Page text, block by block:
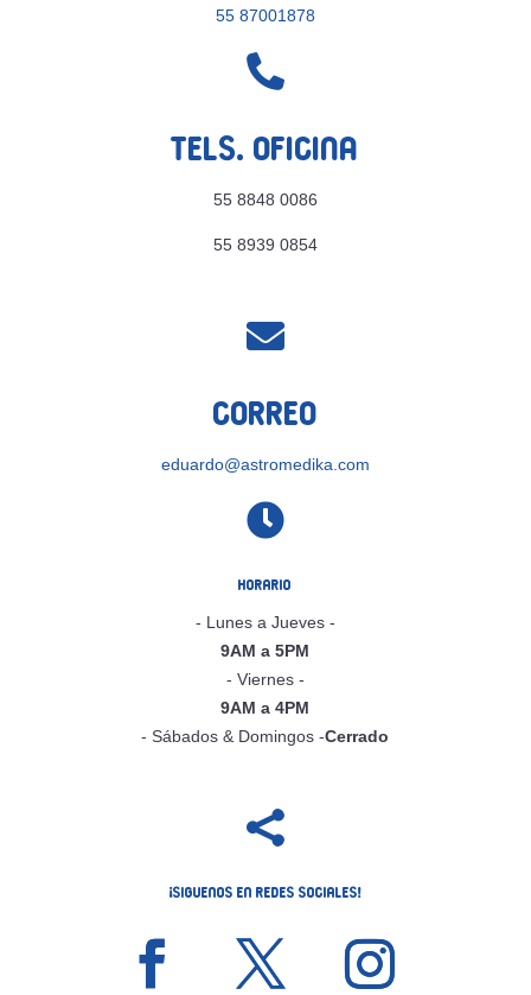
55 87001878

Tels. Oficina
55 8848 0086
55 8939 0854

Correo
eduardo@astromedika.com

Horario
- Lunes a Jueves -
9AM a 5PM
- Viernes -
9AM a 4PM
- Sábados & Domingos -Cerrado

¡Siguenos en Redes Sociales!